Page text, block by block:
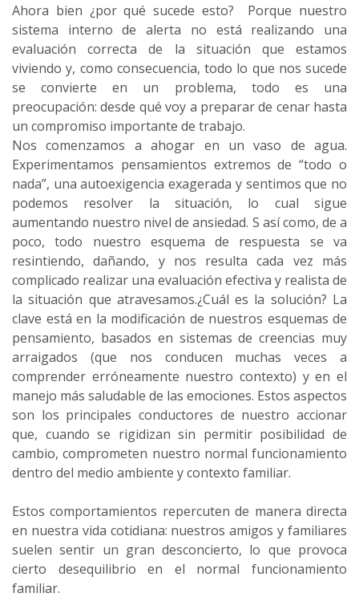
Ahora bien ¿por qué sucede esto? Porque nuestro
sistema interno de alerta no está realizando una
evaluación correcta de la situación que estamos
viviendo y, como consecuencia, todo lo que nos sucede
se convierte en un problema, todo es una
preocupación: desde qué voy a preparar de cenar hasta
un compromiso importante de trabajo.
Nos comenzamos a ahogar en un vaso de agua.
Experimentamos pensamientos extremos de “todo o
nada”, una autoexigencia exagerada y sentimos que no
podemos resolver la situación, lo cual sigue
aumentando nuestro nivel de ansiedad. S así como, de a
poco, todo nuestro esquema de respuesta se va
resintiendo, dañando, y nos resulta cada vez más
complicado realizar una evaluación efectiva y realista de
la situación que atravesamos.¿Cuál es la solución? La
clave está en la modificación de nuestros esquemas de
pensamiento, basados en sistemas de creencias muy
arraigados (que nos conducen muchas veces a
comprender erróneamente nuestro contexto) y en el
manejo más saludable de las emociones. Estos aspectos
son los principales conductores de nuestro accionar
que, cuando se rigidizan sin permitir posibilidad de
cambio, comprometen nuestro normal funcionamiento
dentro del medio ambiente y contexto familiar.
Estos comportamientos repercuten de manera directa
en nuestra vida cotidiana: nuestros amigos y familiares
suelen sentir un gran desconcierto, lo que provoca
cierto desequilibrio en el normal funcionamiento
familiar.